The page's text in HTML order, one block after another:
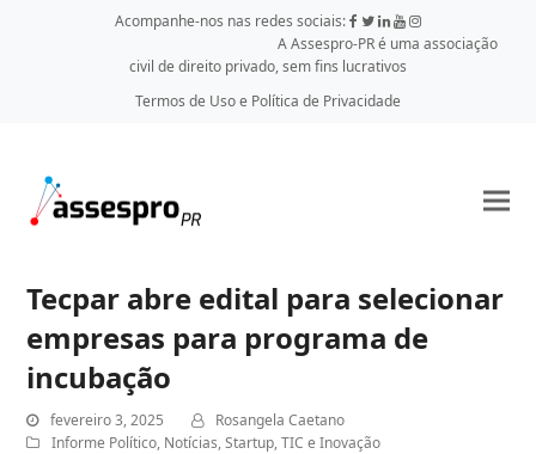
Acompanhe-nos nas redes sociais:
A Assespro-PR é uma associação
civil de direito privado, sem fins lucrativos
Termos de Uso e Política de Privacidade
Tecpar abre edital para selecionar
empresas para programa de
incubação
fevereiro 3, 2025
Rosangela Caetano
Informe Político, Notícias,Startup,TIC e Inovação